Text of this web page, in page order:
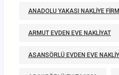
ANADOLU YAKASI NAKLIYE
ARMUT EVDEN EVE NAKLIYAT
ASANSÖRLÜ EVDEN EVE